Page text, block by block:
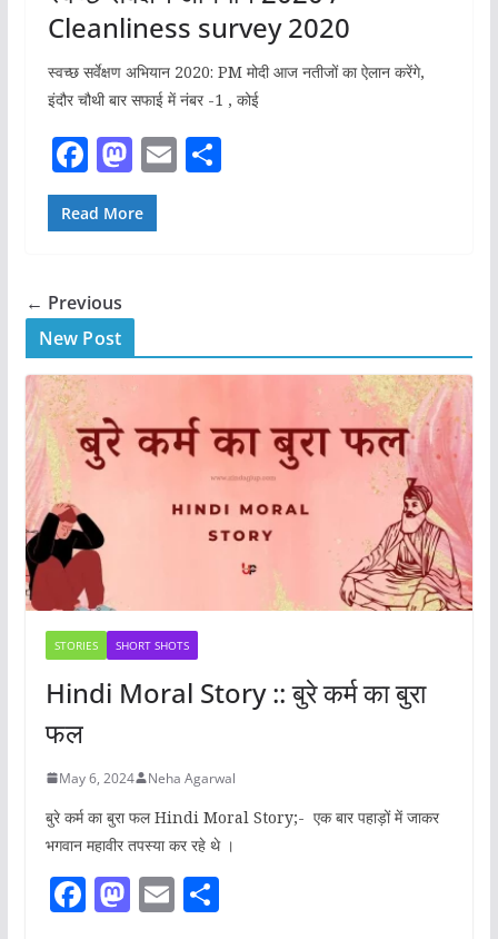
Cleanliness survey 2020
स्वच्छ सर्वेक्षण अभियान 2020: PM मोदी आज नतीजों का ऐलान करेंगे,
इंदौर चौथी बार सफाई में नंबर -1 , कोई
F
a
c
b
o
o
k
M
a
st
o
n
E S
Read More
← Previous
New Post
STORIES SHORT SHOTS
Hindi Moral Story :: बुरे कर्म का बुरा
फल
May 6, 2024 Neha Agarwal
बुरे कर्म का बुरा फल Hindi Moral Story;- एक बार पहाड़ों में जाकर
भगवान महावीर तपस्या कर रहे थे ।
F M E S